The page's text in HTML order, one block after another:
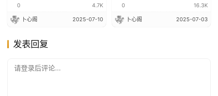
0 4.7K
卜心阁 2025-07-10
0 16.3K
卜心阁 2025-07-03
发表回复
请登录后评论...